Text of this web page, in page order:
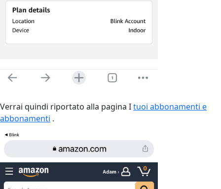
Verrai quindi riportato alla pagina Ituoi abbonamenti e
abbonamenti .